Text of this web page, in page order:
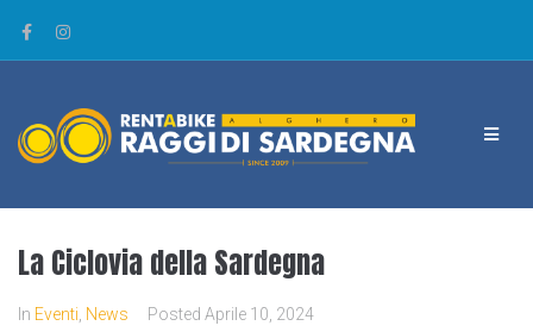
La Ciclovia della Sardegna
In Eventi News Posted Aprile 10, 2024